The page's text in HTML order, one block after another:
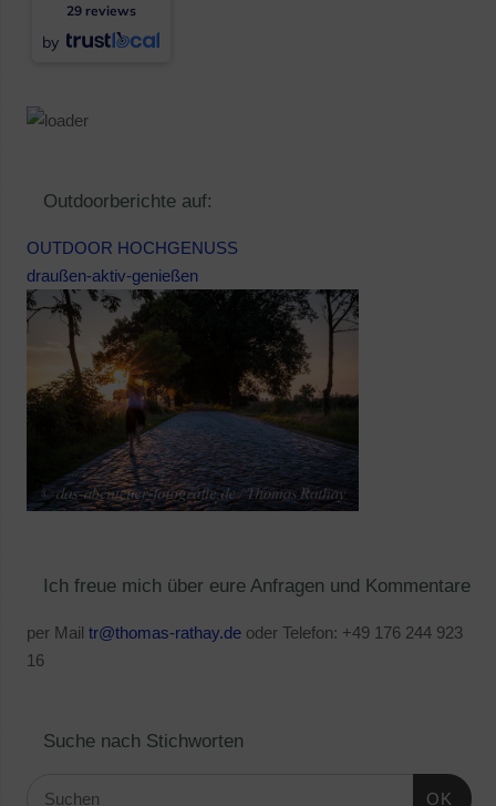
29 reviews
by
Outdoorberichte auf:
OUTDOOR HOCHGENUSS
draußen-aktiv-genießen
Ich freue mich über eure Anfragen und Kommentare
per Mail tr@thomas-rathay.deoder Telefon: +49 176 244 923
16
Suche nach Stichworten
OK